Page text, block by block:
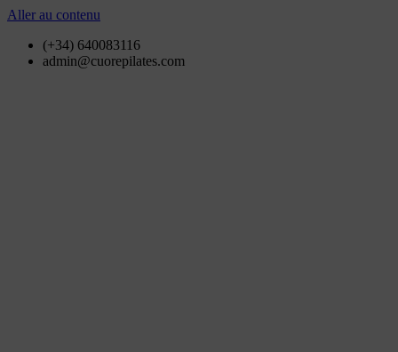
Aller au contenu
(+34) 640083116
admin@cuorepilates.com